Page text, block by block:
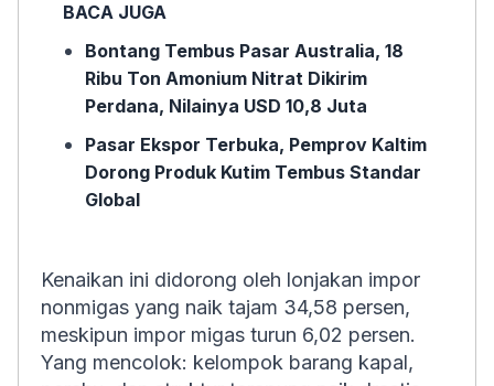
BACA JUGA
Bontang Tembus Pasar Australia, 18
Ribu Ton Amonium Nitrat Dikirim
Perdana, Nilainya USD 10,8 Juta
Pasar Ekspor Terbuka, Pemprov Kaltim
Dorong Produk Kutim Tembus Standar
Global
Kenaikan ini didorong oleh lonjakan impor
nonmigas yang naik tajam 34,58 persen,
meskipun impor migas turun 6,02 persen.
Yang mencolok: kelompok barang kapal,